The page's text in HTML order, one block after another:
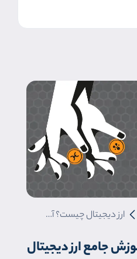
ارز دیجیتال چیست؟ آموزش جامع ارز دیجیتال به زبان ساده
جامع ارز دیجیتال